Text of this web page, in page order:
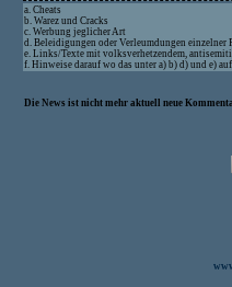
a. Cheats
b. Warez und Cracks
c. Werbung jeglicher Art
d. Beleidigungen oder Verleumdungen einzelner
e. Links/Texte mit volksverhetzendem,
f. Hinweise darauf wo das unter a) b) d) und e)
Die News ist nicht mehr aktuell neue